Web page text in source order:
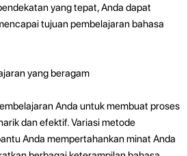
yang tepat, Anda dapat
tujuan pembelajaran bahasa
yang beragam
Anda untuk membuat proses
dan efektif. Variasi metode
Anda mempertahankan minat Anda